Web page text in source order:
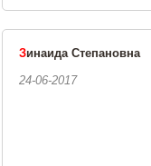
Зинаида Степановна
24-06-2017